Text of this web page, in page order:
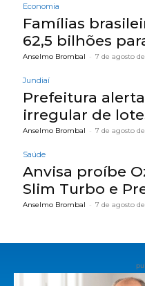
Economia
Famílias
62,5 bilhões
Anselmo Brombal - 7 de agosto
Jundiaí
Prefeitura
irregular de
Anselmo Brombal - 7 de agosto
Saúde
Anvisa proíbe
Slim Turbo e
Anselmo Brombal - 7 de agosto